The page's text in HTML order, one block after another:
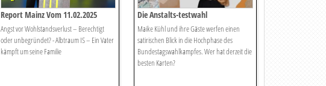
Report Mainz Vom 11.02.2025
Angst vor Wohlstandsverlust – Berechtigt
oder unbegründet? - Albtraum IS – Ein Vater
kämpft um seine Familie
Die Anstalts-testwahl
Maike Kühl und ihre Gäste werfen einen
satirischen Blick in die Hochphase des
Bundestagswahlkampfes. Wer hat derzeit die
besten Karten?